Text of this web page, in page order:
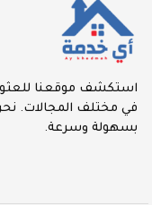
استكشف موقعنا
في مختلف المجالات.
بسهولة وسرعة.